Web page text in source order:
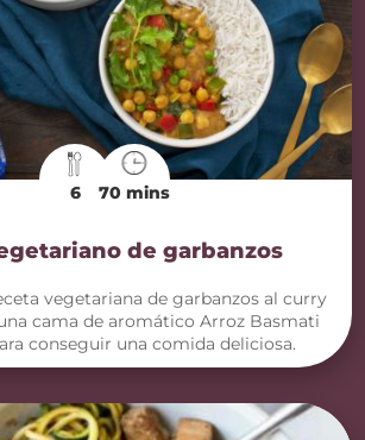
6 70 mins
de garbanzos
vegetariana de garbanzos al curry
cama de aromático Arroz Basmati
conseguir una comida deliciosa.